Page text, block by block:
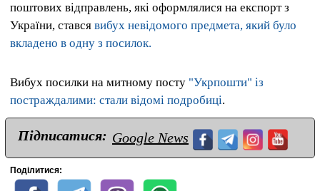
поштових відправлень, які оформлялися на експорт з
України, стався вибух невідомого предмета, який було
вкладено в одну з посилок.
Вибух посилки на митному посту "Укрпошти" із
постраждалими: стали відомі подробиці.
Підписатися: Google News
Поділитися: